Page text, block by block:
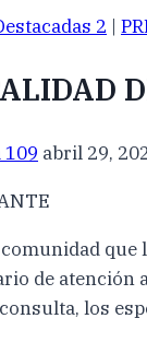
2 |
109 abril 29,
de atención
los